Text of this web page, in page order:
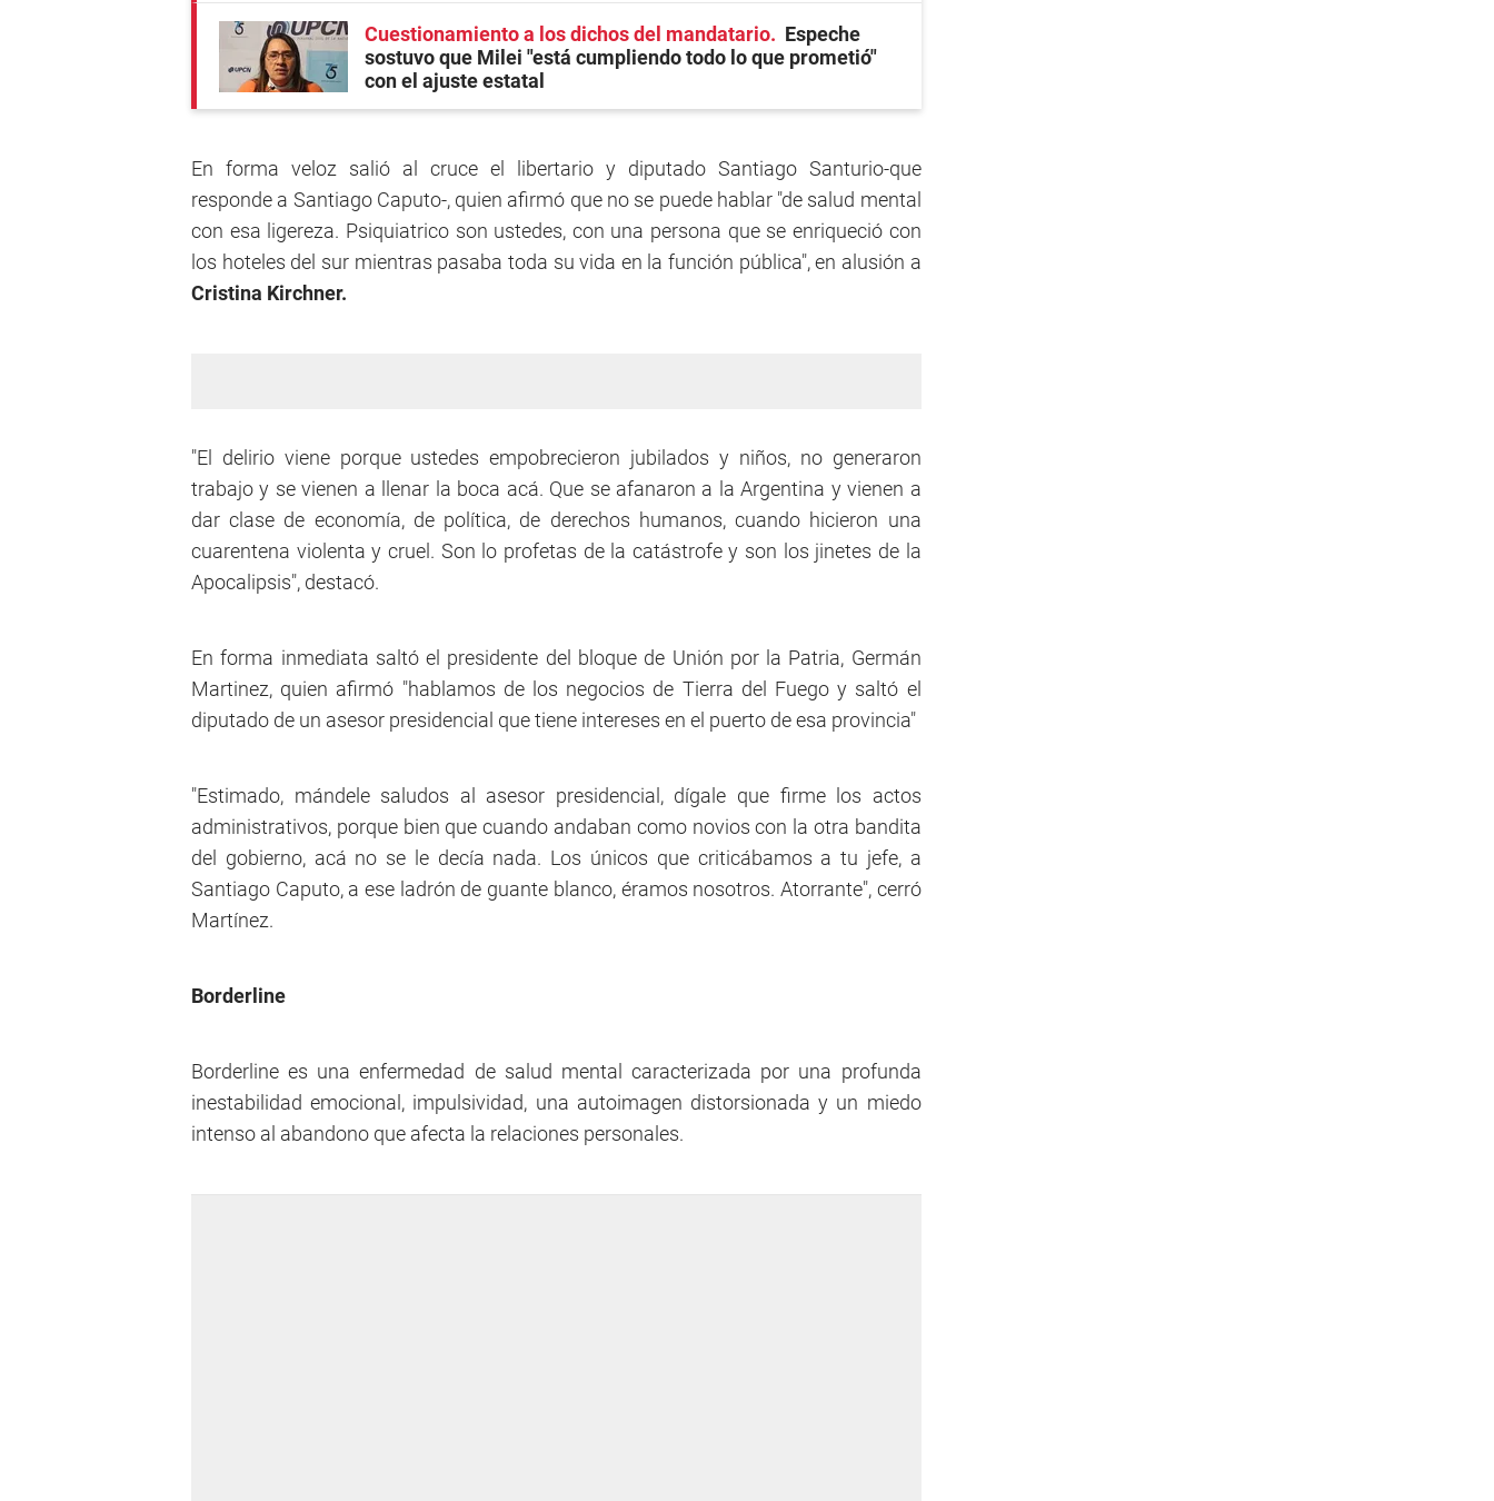
Cuestionamiento a los dichos del mandatario
Espeche
sostuvo que Milei "está cumpliendo todo lo que prometió"
con el ajuste estatal
En forma veloz salió al cruce el libertario y diputado Santiago Santurio-que
responde a Santiago Caputo-, quien afirmó que no se puede hablar "de salud mental
con esa ligereza. Psiquiatrico son ustedes, con una persona que se enriqueció con
los hoteles del sur mientras pasaba toda su vida en la función pública", en alusión a
Cristina Kirchner.
"El delirio viene porque ustedes empobrecieron jubilados y niños, no generaron
trabajo y se vienen a llenar la boca acá. Que se afanaron a la Argentina y vienen a
dar clase de economía, de política, de derechos humanos, cuando hicieron una
cuarentena violenta y cruel. Son lo profetas de la catástrofe y son los jinetes de la
Apocalipsis", destacó.
En forma inmediata saltó el presidente del bloque de Unión por la Patria, Germán
Martinez, quien afirmó "hablamos de los negocios de Tierra del Fuego y saltó el
diputado de un asesor presidencial que tiene intereses en el puerto de esa provincia"
"Estimado, mándele saludos al asesor presidencial, dígale que firme los actos
administrativos, porque bien que cuando andaban como novios con la otra bandita
del gobierno, acá no se le decía nada. Los únicos que criticábamos a tu jefe, a
Santiago Caputo, a ese ladrón de guante blanco, éramos nosotros. Atorrante", cerró
Martínez.
Borderline
Borderline es una enfermedad de salud mental caracterizada por una profunda
inestabilidad emocional, impulsividad, una autoimagen distorsionada y un miedo
intenso al abandono que afecta la relaciones personales.